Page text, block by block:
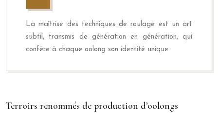
La maîtrise des techniques de roulage est un art
subtil, transmis de génération en génération, qui
confère à chaque oolong son identité unique.
Terroirs renommés de production d’oolongs